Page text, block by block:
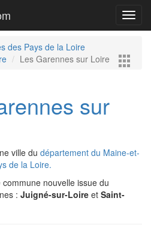
des Pays de la Loire
Les Garennes sur Loire
sur
ville du département du Maine-et-
de la Loire.
commune nouvelle issue du
: Juigné-sur-Loire et Saint-